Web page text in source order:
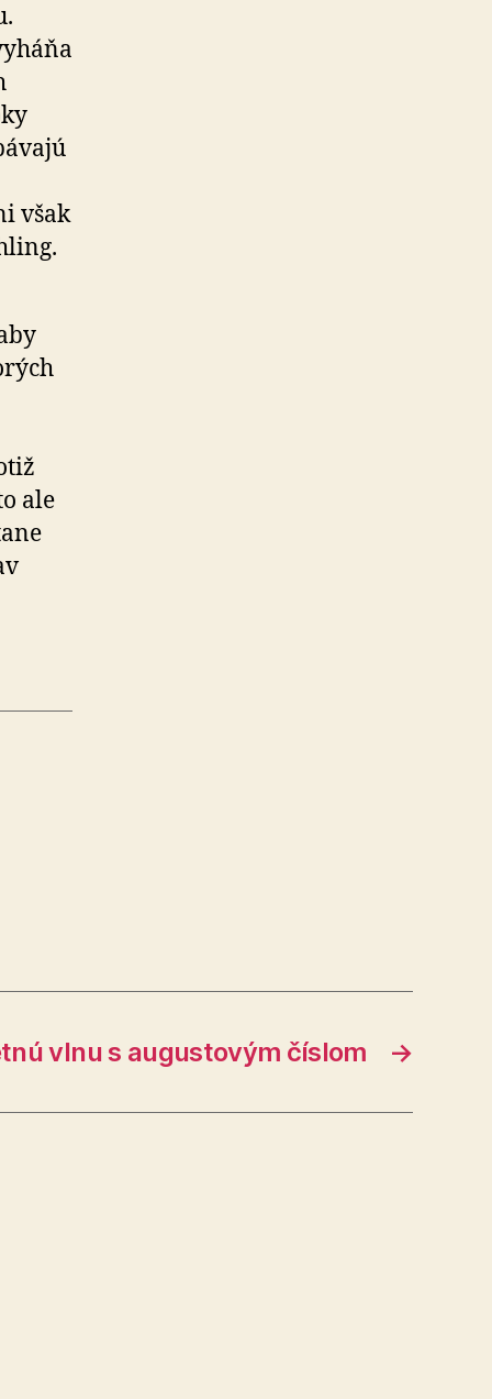
však
ale
→
vlnu s augustovým číslom